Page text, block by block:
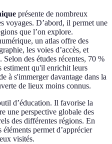
présente de nombreux
voyages. D’abord, il permet une
que l’on explore.
un atlas offre des
les voies d’accès, et
des études récentes, 70 %
estiment qu'il enrichit leurs
à s'immerger davantage dans la
de lieux moins connus.
d’éducation. Il favorise la
une perspective globale des
des différentes régions. En
permet d’apprécier
visités.